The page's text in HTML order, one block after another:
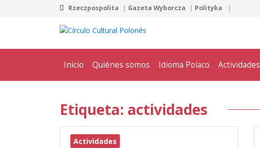
Rzeczpospolita Gazeta Wyborcza Polityka
Inicio Quiénes somos Idioma Polaco Actividades
Etiqueta: actividades
Actividades